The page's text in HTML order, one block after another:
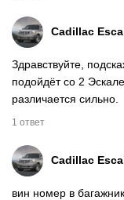
Cadillac
Здравствуйте,
подойдёт со 2
различается сильно.
1 ответ
Cadillac
вин номер в